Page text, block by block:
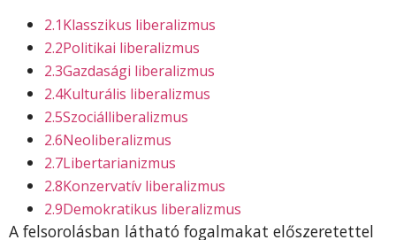
2.1Klasszikus liberalizmus
2.2Politikai liberalizmus
2.3Gazdasági liberalizmus
2.4Kulturális liberalizmus
2.5Szociálliberalizmus
2.6Neoliberalizmus
2.7Libertarianizmus
2.8Konzervatív liberalizmus
2.9Demokratikus liberalizmus
A felsorolásban látható fogalmakat előszeretettel